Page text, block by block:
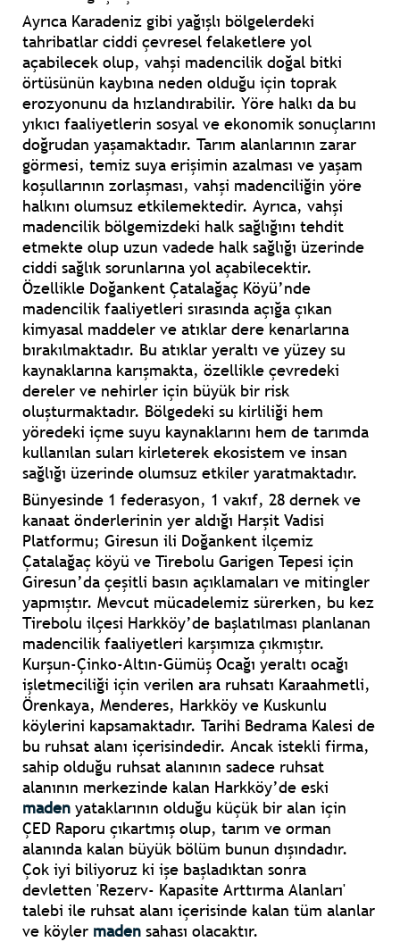
Ayrıca Karadeniz gibi yağışlı bölgelerdeki
tahribatlar ciddi çevresel felaketlere yol
açabilecek olup, vahşi madencilik doğal bitki
örtüsünün kaybına neden olduğu için toprak
erozyonunu da hızlandırabilir. Yöre halkı da bu
yıkıcı faaliyetlerin sosyal ve ekonomik sonuçlarını
doğrudan yaşamaktadır. Tarım alanlarının zarar
görmesi, temiz suya erişimin azalması ve yaşam
koşullarının zorlaşması, vahşi madenciliğin yöre
halkını olumsuz etkilemektedir. Ayrıca, vahşi
madencilik bölgemizdeki halk sağlığını tehdit
etmekte olup uzun vadede halk sağlığı üzerinde
ciddi sağlık sorunlarına yol açabilecektir.
Özellikle Doğankent Çatalağaç Köyü’nde
madencilik faaliyetleri sırasında açığa çıkan
kimyasal maddeler ve atıklar dere kenarlarına
bırakılmaktadır. Bu atıklar yeraltı ve yüzey su
kaynaklarına karışmakta, özellikle çevredeki
dereler ve nehirler için büyük bir risk
oluşturmaktadır. Bölgedeki su kirliliği hem
yöredeki içme suyu kaynaklarını hem de tarımda
kullanılan suları kirleterek ekosistem ve insan
sağlığı üzerinde olumsuz etkiler yaratmaktadır.
Bünyesinde 1 federasyon, 1 vakıf, 28 dernek ve
kanaat önderlerinin yer aldığı Harşit Vadisi
Platformu; Giresun ili Doğankent ilçemiz
Çatalağaç köyü ve Tirebolu Garigen Tepesi için
Giresun’da çeşitli basın açıklamaları ve mitingler
yapmıştır. Mevcut mücadelemiz sürerken, bu kez
Tirebolu ilçesi Harkköy’de başlatılması planlanan
madencilik faaliyetleri karşımıza çıkmıştır.
Kurşun-Çinko-Altın-Gümüş Ocağı yeraltı ocağı
işletmeciliği için verilen ara ruhsatı Karaahmetli,
Örenkaya, Menderes, Harkköy ve Kuskunlu
köylerini kapsamaktadır. Tarihi Bedrama Kalesi de
bu ruhsat alanı içerisindedir. Ancak istekli firma,
sahip olduğu ruhsat alanının sadece ruhsat
alanının merkezinde kalan Harkköy’de eski
maden yataklarının olduğu küçük bir alan için
ÇED Raporu çıkartmış olup, tarım ve orman
alanında kalan büyük bölüm bunun dışındadır.
Çok iyi biliyoruz ki işe başladıktan sonra
devletten 'Rezerv- Kapasite Arttırma Alanları'
talebi ile ruhsat alanı içerisinde kalan tüm alanlar
ve köyler maden sahası olacaktır.